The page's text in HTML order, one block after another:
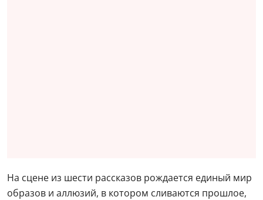
На сцене из шести рассказов рождается единый мир
образов и аллюзий, в котором сливаются прошлое,